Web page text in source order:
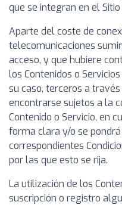
que se integran en el
Aparte del coste de
telecomunicaciones
acceso, y que hubiere
los Contenidos o
su caso, terceros a
encontrarse sujetos a la
Contenido o Servicio, en
forma clara y/o se
correspondientes
por las que esto se rija.
La utilización de los
suscripción o registro